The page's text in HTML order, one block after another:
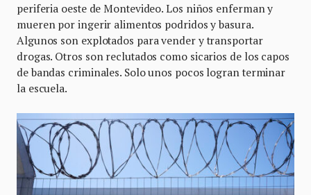
periferia oeste de Montevideo. Los niños enferman y
mueren por ingerir alimentos podridos y basura.
Algunos son explotados para vender y transportar
drogas. Otros son reclutados como sicarios de los capos
de bandas criminales. Solo unos pocos logran terminar
la escuela.